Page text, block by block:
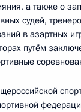
а также о
судей,
в азартных
путём